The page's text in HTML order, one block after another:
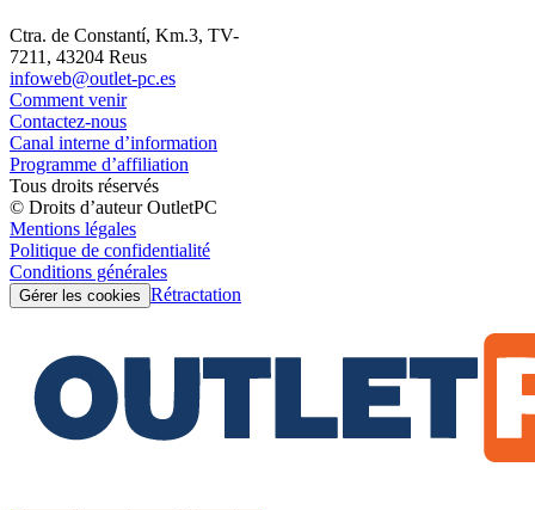
Ctra. de Constantí, Km.3, TV-
7211, 43204 Reus
infoweb@outlet-pc.es
Comment venir
Contactez-nous
Canal interne d’information
Programme d’affiliation
Tous droits réservés
© Droits d’auteur OutletPC
Mentions légales
Politique de confidentialité
Conditions générales
Gérer les cookies Rétractation